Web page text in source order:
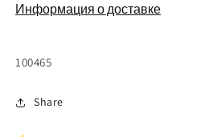
Информация о доставке
Артикул:
100465
Share